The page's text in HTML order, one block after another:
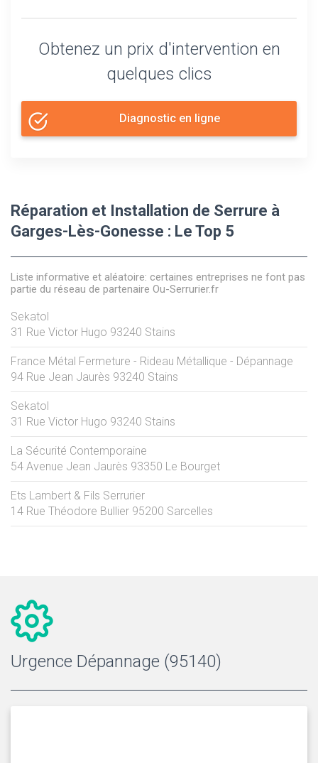
Obtenez un prix d'intervention en
quelques clics
Diagnostic en ligne
Réparation et Installation de Serrure à
Garges-Lès-Gonesse : Le Top 5
Liste informative et aléatoire: certaines entreprises ne font pas
partie du réseau de partenaire Ou-Serrurier.fr
Sekatol
31 Rue Victor Hugo 93240 Stains
France Métal Fermeture - Rideau Métallique - Dépannage
94 Rue Jean Jaurès 93240 Stains
Sekatol
31 Rue Victor Hugo 93240 Stains
La Sécurité Contemporaine
54 Avenue Jean Jaurès 93350 Le Bourget
Ets Lambert & Fils Serrurier
14 Rue Théodore Bullier 95200 Sarcelles
Urgence Dépannage (95140)